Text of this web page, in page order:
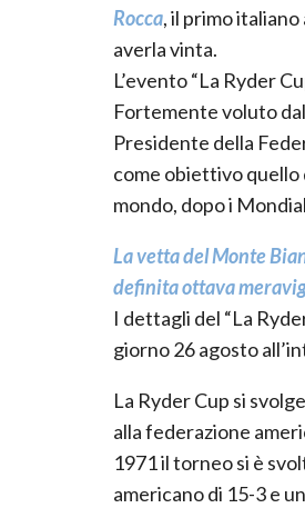
Rocca, il primo
averla vinta.
L’evento “La Ryder
Fortemente voluto
Presidente della
come obiettivo
mondo, dopo i
La vetta del Monte
definita ottava
I dettagli del “La
giorno 26 agosto
La Ryder Cup si
alla federazione
1971 il torneo si è
americano di 15-3 e